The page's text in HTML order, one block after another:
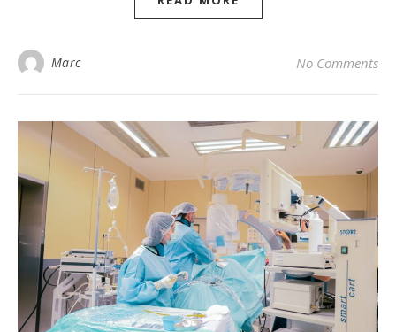
Marc No Comments